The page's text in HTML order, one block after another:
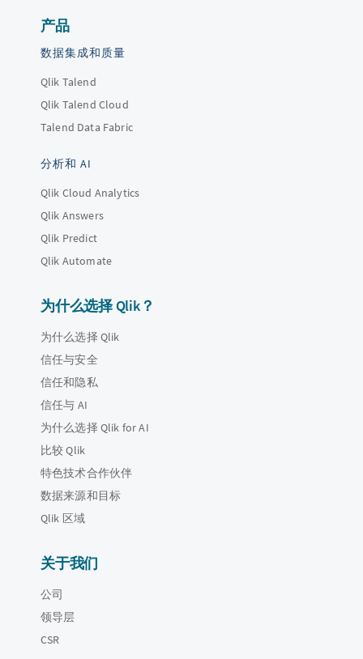
产品
数据集成和质量
Qlik Talend
Qlik Talend Cloud
Talend Data Fabric
分析和 AI
Qlik Cloud Analytics
Qlik Answers
Qlik Predict
Qlik Automate
为什么选择 Qlik？
为什么选择 Qlik
信任与安全
信任和隐私
信任与 AI
为什么选择 Qlik for AI
比较 Qlik
特色技术合作伙伴
数据来源和目标
Qlik 区域
关于我们
公司
领导层
CSR